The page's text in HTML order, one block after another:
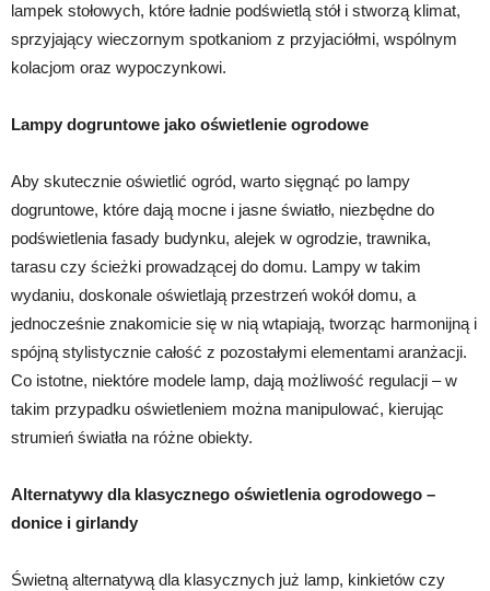
lampek stołowych, które ładnie podświetlą stół i stworzą klimat,
sprzyjający wieczornym spotkaniom z przyjaciółmi, wspólnym
kolacjom oraz wypoczynkowi.
Lampy dogruntowe jako oświetlenie ogrodowe
Aby skutecznie oświetlić ogród, warto sięgnąć po lampy
dogruntowe, które dają mocne i jasne światło, niezbędne do
podświetlenia fasady budynku, alejek w ogrodzie, trawnika,
tarasu czy ścieżki prowadzącej do domu. Lampy w takim
wydaniu, doskonale oświetlają przestrzeń wokół domu, a
jednocześnie znakomicie się w nią wtapiają, tworząc harmonijną i
spójną stylistycznie całość z pozostałymi elementami aranżacji.
Co istotne, niektóre modele lamp, dają możliwość regulacji – w
takim przypadku oświetleniem można manipulować, kierując
strumień światła na różne obiekty.
Alternatywy dla klasycznego oświetlenia ogrodowego –
donice i girlandy
Świetną alternatywą dla klasycznych już lamp, kinkietów czy